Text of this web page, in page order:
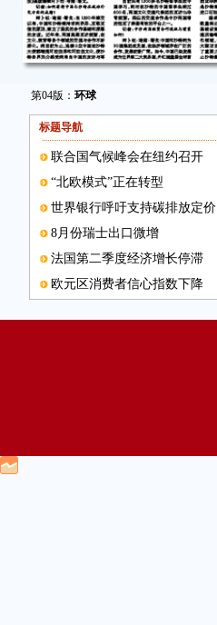
第04版： 环球
标题导航
联合国气候峰会在纽约召开
“北欧模式”正在转型
世界银行呼吁支持碳排放定价
8月份瑞士出口微增
法国第二季度经济增长停滞
欧元区消费者信心指数下降